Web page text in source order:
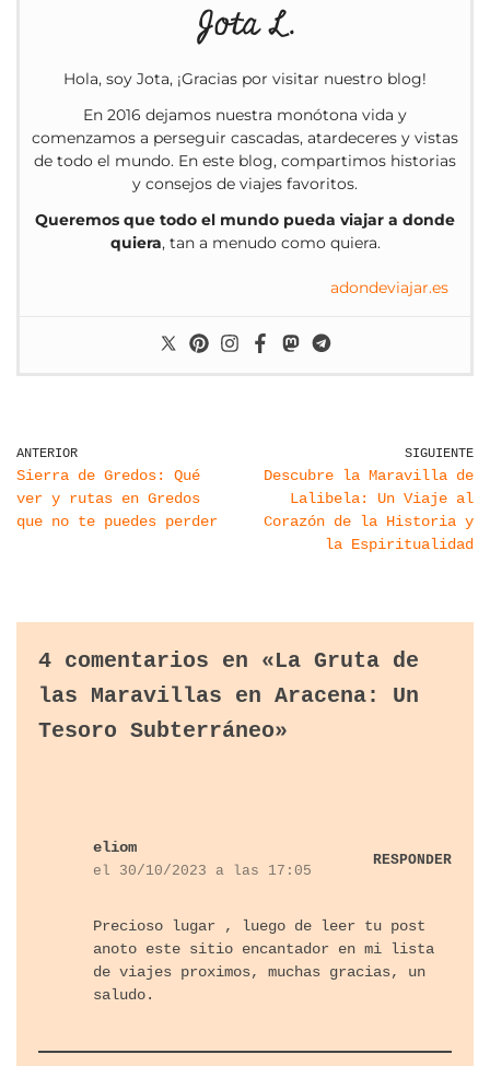
Jota L.
Hola, soy Jota, ¡Gracias por visitar nuestro blog!
En 2016 dejamos nuestra monótona vida y
comenzamos a perseguir cascadas, atardeceres y vistas
de todo el mundo. En este blog, compartimos historias
y consejos de viajes favoritos.
Queremos que todo el mundo pueda viajar a donde
quiera, tan a menudo como quiera.
adondeviajar.es
ANTERIOR
Sierra de Gredos: Qué
ver y rutas en Gredos
que no te puedes perder
SIGUIENTE
Descubre la Maravilla de
Lalibela: Un Viaje al
Corazón de la Historia y
la Espiritualidad
4 comentarios en «La Gruta de
las Maravillas en Aracena: Un
Tesoro Subterráneo»
eliom
el 30/10/2023 a las 17:05
RESPONDER
Precioso lugar , luego de leer tu post
anoto este sitio encantador en mi lista
de viajes proximos, muchas gracias, un
saludo.